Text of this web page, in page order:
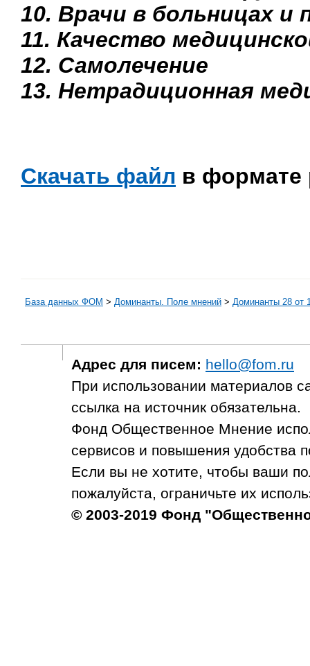
10. Врачи в больницах и
11. Качество
12. Самолечение
13. Нетрадиционная
Скачать файл в формате
База данных ФОМ > Доминанты. Поле мнений > Доминанты 28 от
Адрес для писем: hello@fom.ru
При использовании материалов
ссылка на источник обязательна.
Фонд Общественное Мнение
сервисов и повышения удобства
Если вы не хотите, чтобы ваши
пожалуйста, ограничьте их
© 2003-2019 Фонд